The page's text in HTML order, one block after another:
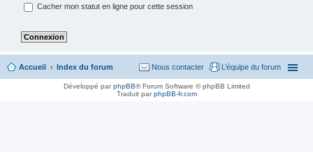
Cacher mon statut en ligne pour cette session
Accueil Index du forum L’équipe du forum
Nous contacter
Développé parphpBB® Forum Software © phpBB Limited
Traduit parphpBB-fr.com